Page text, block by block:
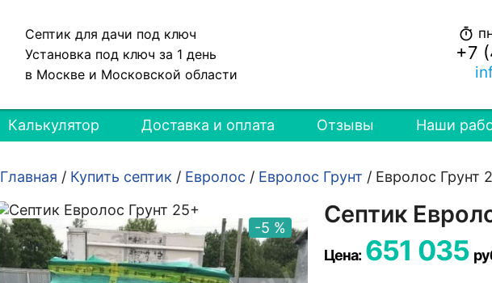
Септик для дачи под ключ
Установка под ключ за 1 день
в Москве и Московской области
timer
+7
Калькулятор Доставка и оплата Отзывы Наши
Главная / Купить септик / Евролос / Евролос Грунт / Евролос Грунт
-5 % Септик
Цена: 651 035